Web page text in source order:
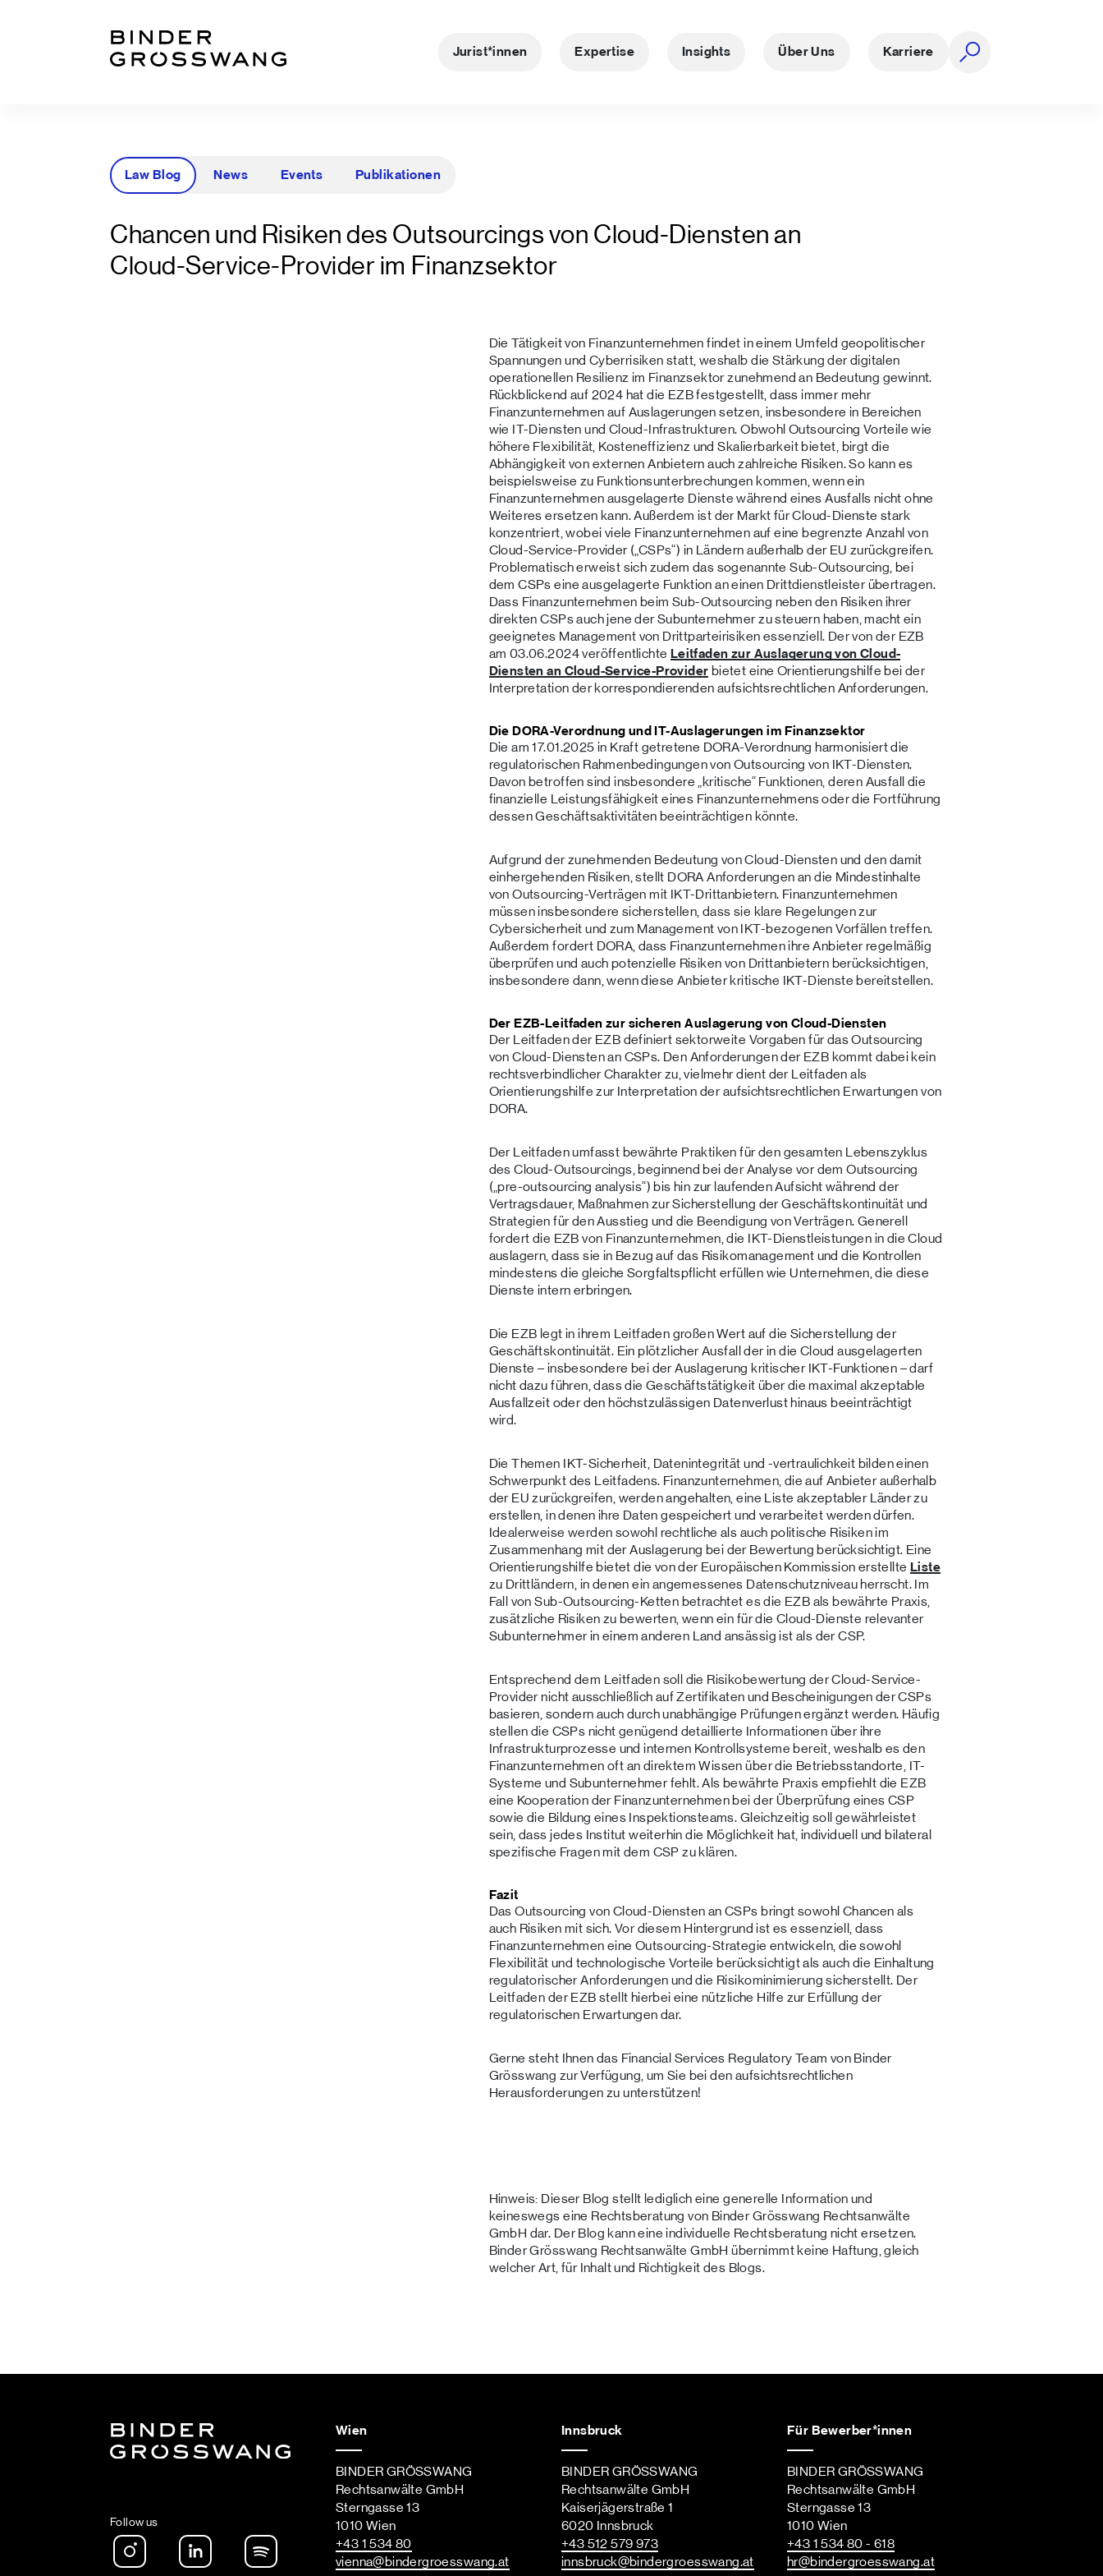
Jurist*innen Expertise Insights Über Uns Karriere
Law Blog News Events Publikationen
Chancen und Risiken des Outsourcings von Cloud-Diensten an
Cloud-Service-Provider im Finanzsektor
Die Tätigkeit von Finanzunternehmen findet in einem Umfeld geopolitischer
Spannungen und Cyberrisiken statt, weshalb die Stärkung der digitalen
operationellen Resilienz im Finanzsektor zunehmend an Bedeutung gewinnt.
Rückblickend auf 2024 hat die EZB festgestellt, dass immer mehr
Finanzunternehmen auf Auslagerungen setzen, insbesondere in Bereichen
wie IT-Diensten und Cloud-Infrastrukturen. Obwohl Outsourcing Vorteile wie
höhere Flexibilität, Kosteneffizienz und Skalierbarkeit bietet, birgt die
Abhängigkeit von externen Anbietern auch zahlreiche Risiken. So kann es
beispielsweise zu Funktionsunterbrechungen kommen, wenn ein
Finanzunternehmen ausgelagerte Dienste während eines Ausfalls nicht ohne
Weiteres ersetzen kann. Außerdem ist der Markt für Cloud-Dienste stark
konzentriert, wobei viele Finanzunternehmen auf eine begrenzte Anzahl von
Cloud-Service-Provider („CSPs“) in Ländern außerhalb der EU zurückgreifen.
Problematisch erweist sich zudem das sogenannte Sub-Outsourcing, bei
dem CSPs eine ausgelagerte Funktion an einen Drittdienstleister übertragen.
Dass Finanzunternehmen beim Sub-Outsourcing neben den Risiken ihrer
direkten CSPs auch jene der Subunternehmer zu steuern haben, macht ein
geeignetes Management von Drittparteirisiken essenziell. Der von der EZB
am 03.06.2024 veröffentlichte Leitfaden zur Auslagerung von Cloud-
Diensten an Cloud-Service-Provider bietet eine Orientierungshilfe bei der
Interpretation der korrespondierenden aufsichtsrechtlichen Anforderungen.
Die DORA-Verordnung und IT-Auslagerungen im Finanzsektor
Die am 17.01.2025 in Kraft getretene DORA-Verordnung harmonisiert die
regulatorischen Rahmenbedingungen von Outsourcing von IKT-Diensten.
Davon betroffen sind insbesondere „kritische“ Funktionen, deren Ausfall die
finanzielle Leistungsfähigkeit eines Finanzunternehmens oder die Fortführung
dessen Geschäftsaktivitäten beeinträchtigen könnte.
Aufgrund der zunehmenden Bedeutung von Cloud-Diensten und den damit
einhergehenden Risiken, stellt DORA Anforderungen an die Mindestinhalte
von Outsourcing-Verträgen mit IKT-Drittanbietern. Finanzunternehmen
müssen insbesondere sicherstellen, dass sie klare Regelungen zur
Cybersicherheit und zum Management von IKT-bezogenen Vorfällen treffen.
Außerdem fordert DORA, dass Finanzunternehmen ihre Anbieter regelmäßig
überprüfen und auch potenzielle Risiken von Drittanbietern berücksichtigen,
insbesondere dann, wenn diese Anbieter kritische IKT-Dienste bereitstellen.
Der EZB-Leitfaden zur sicheren Auslagerung von Cloud-Diensten
Der Leitfaden der EZB definiert sektorweite Vorgaben für das Outsourcing
von Cloud-Diensten an CSPs. Den Anforderungen der EZB kommt dabei kein
rechtsverbindlicher Charakter zu, vielmehr dient der Leitfaden als
Orientierungshilfe zur Interpretation der aufsichtsrechtlichen Erwartungen von
DORA.
Der Leitfaden umfasst bewährte Praktiken für den gesamten Lebenszyklus
des Cloud-Outsourcings, beginnend bei der Analyse vor dem Outsourcing
(„pre-outsourcing analysis“) bis hin zur laufenden Aufsicht während der
Vertragsdauer, Maßnahmen zur Sicherstellung der Geschäftskontinuität und
Strategien für den Ausstieg und die Beendigung von Verträgen. Generell
fordert die EZB von Finanzunternehmen, die IKT-Dienstleistungen in die Cloud
auslagern, dass sie in Bezug auf das Risikomanagement und die Kontrollen
mindestens die gleiche Sorgfaltspflicht erfüllen wie Unternehmen, die diese
Dienste intern erbringen.
Die EZB legt in ihrem Leitfaden großen Wert auf die Sicherstellung der
Geschäftskontinuität. Ein plötzlicher Ausfall der in die Cloud ausgelagerten
Dienste – insbesondere bei der Auslagerung kritischer IKT-Funktionen – darf
nicht dazu führen, dass die Geschäftstätigkeit über die maximal akzeptable
Ausfallzeit oder den höchstzulässigen Datenverlust hinaus beeinträchtigt
wird.
Die Themen IKT-Sicherheit, Datenintegrität und -vertraulichkeit bilden einen
Schwerpunkt des Leitfadens. Finanzunternehmen, die auf Anbieter außerhalb
der EU zurückgreifen, werden angehalten, eine Liste akzeptabler Länder zu
erstellen, in denen ihre Daten gespeichert und verarbeitet werden dürfen.
Idealerweise werden sowohl rechtliche als auch politische Risiken im
Zusammenhang mit der Auslagerung bei der Bewertung berücksichtigt. Eine
Orientierungshilfe bietet die von der Europäischen Kommission erstellte Liste
zu Drittländern, in denen ein angemessenes Datenschutzniveau herrscht. Im
Fall von Sub-Outsourcing-Ketten betrachtet es die EZB als bewährte Praxis,
zusätzliche Risiken zu bewerten, wenn ein für die Cloud-Dienste relevanter
Subunternehmer in einem anderen Land ansässig ist als der CSP.
Entsprechend dem Leitfaden soll die Risikobewertung der Cloud-Service-
Provider nicht ausschließlich auf Zertifikaten und Bescheinigungen der CSPs
basieren, sondern auch durch unabhängige Prüfungen ergänzt werden. Häufig
stellen die CSPs nicht genügend detaillierte Informationen über ihre
Infrastrukturprozesse und internen Kontrollsysteme bereit, weshalb es den
Finanzunternehmen oft an direktem Wissen über die Betriebsstandorte, IT-
Systeme und Subunternehmer fehlt. Als bewährte Praxis empfiehlt die EZB
eine Kooperation der Finanzunternehmen bei der Überprüfung eines CSP
sowie die Bildung eines Inspektionsteams. Gleichzeitig soll gewährleistet
sein, dass jedes Institut weiterhin die Möglichkeit hat, individuell und bilateral
spezifische Fragen mit dem CSP zu klären.
Fazit
Das Outsourcing von Cloud-Diensten an CSPs bringt sowohl Chancen als
auch Risiken mit sich. Vor diesem Hintergrund ist es essenziell, dass
Finanzunternehmen eine Outsourcing-Strategie entwickeln, die sowohl
Flexibilität und technologische Vorteile berücksichtigt als auch die Einhaltung
regulatorischer Anforderungen und die Risikominimierung sicherstellt. Der
Leitfaden der EZB stellt hierbei eine nützliche Hilfe zur Erfüllung der
regulatorischen Erwartungen dar.
Gerne steht Ihnen das Financial Services Regulatory Team von Binder
Grösswang zur Verfügung, um Sie bei den aufsichtsrechtlichen
Herausforderungen zu unterstützen!
Hinweis: Dieser Blog stellt lediglich eine generelle Information und
keineswegs eine Rechtsberatung von Binder Grösswang Rechtsanwälte
GmbH dar. Der Blog kann eine individuelle Rechtsberatung nicht ersetzen.
Binder Grösswang Rechtsanwälte GmbH übernimmt keine Haftung, gleich
welcher Art, für Inhalt und Richtigkeit des Blogs.
Follow us
Instagram LinkedIn Spotify Podcast
Wien
BINDER GRÖSSWANG
Rechtsanwälte GmbH
Sterngasse 13
1010 Wien
+43 1 534 80
vienna@bindergroesswang.at
Innsbruck
BINDER GRÖSSWANG
Rechtsanwälte GmbH
Kaiserjägerstraße 1
6020 Innsbruck
+43 512 579 973
innsbruck@bindergroesswang.at
Für Bewerber*innen
BINDER GRÖSSWANG
Rechtsanwälte GmbH
Sterngasse 13
1010 Wien
+43 1 534 80 - 618
hr@bindergroesswang.at